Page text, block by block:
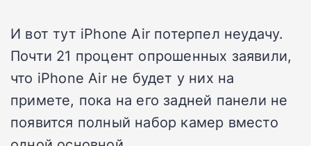
И вот тут iPhone Air потерпел неудачу.
Почти 21 процент опрошенных заявили,
что iPhone Air не будет у них на
примете, пока на его задней панели не
появится полный набор камер вместо